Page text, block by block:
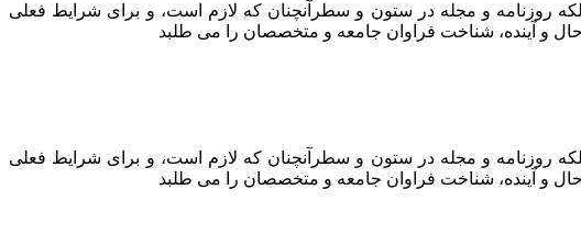
روزنامه و مجله در ستون و سطرآنچنان که لازم است، و برای شرایط فعلی
و آینده، شناخت فراوان جامعه و متخصصان را می طلبد
روزنامه و مجله در ستون و سطرآنچنان که لازم است، و برای شرایط فعلی
و آینده، شناخت فراوان جامعه و متخصصان را می طلبد